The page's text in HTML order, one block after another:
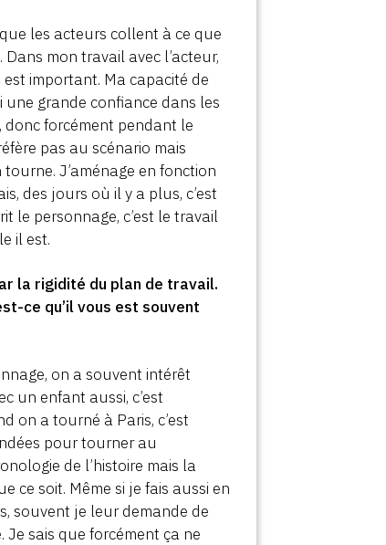
les acteurs collent à ce que
mon travail avec l’acteur,
important. Ma capacité de
une grande confiance dans les
donc forcément pendant le
pas au scénario mais
J’aménage en fonction
des jours où il y a plus, c’est
le personnage, c’est le travail
il est.
la rigidité du plan de travail.
ce qu’il vous est souvent
on a souvent intérêt
un enfant aussi, c’est
on a tourné à Paris, c’est
pour tourner au
de l’histoire mais la
ce soit. Même si je fais aussi en
souvent je leur demande de
sais que forcément ça ne